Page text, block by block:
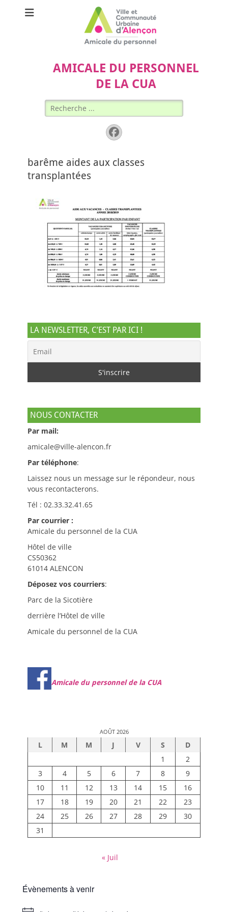
AMICALE DU PERSONNEL
DE LA CUA
Rechercher :
Facebook
barême aides aux classes
transplantées
LA NEWSLETTER, C’EST PAR ICI !
NOUS CONTACTER
Par mail:
amicale@ville-alencon.fr
Par téléphone:
Laissez nous un message sur le répondeur, nous
vous recontacterons.
Tél : 02.33.32.41.65
Par courrier :
Amicale du personnel de la CUA
Hôtel de ville
CS50362
61014 ALENCON
Déposez vos courriers:
Parc de la Sicotière
derrière l’Hôtel de ville
Amicale du personnel de la CUA
Amicale du personnel de la CUA
AOÛT 2026
L M M J V S
D
1
2
3
4 5 6 7 8
9
10
11 12 13 14 15
16
17
18 19 20 21 22
23
24
25 26 27 28 29
30
31
« Juil
Évènements à venir